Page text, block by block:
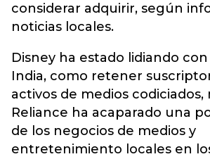
considerar adquirir, según
noticias locales.
Disney ha estado lidiando
India, como retener
activos de medios
Reliance ha acaparado una
de los negocios de medios y
entretenimiento locales en